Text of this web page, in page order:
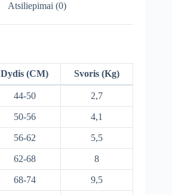
Atsiliepimai (0)
Dydis (CM) Svoris (Kg)
44-50 2,7
50-56 4,1
56-62 5,5
62-68 8
68-74 9,5